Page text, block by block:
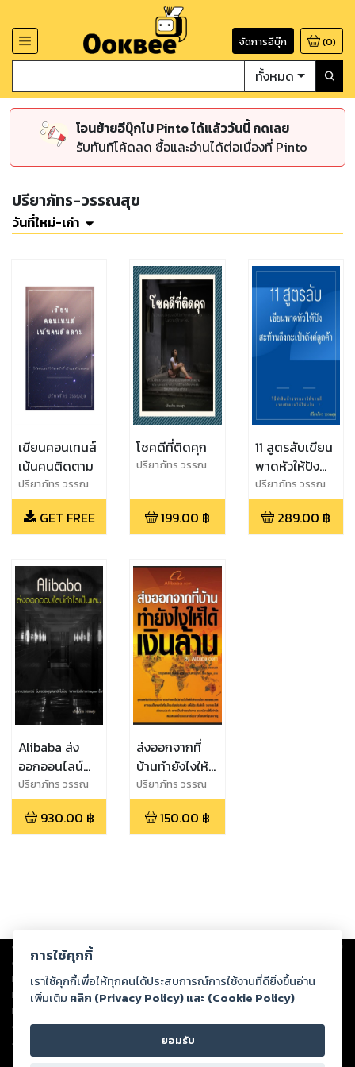
จัดการอีบุ๊ก (0)
ทั้งหมด
โอนย้ายอีบุ๊กไป Pinto ได้แล้ววันนี้ กดเลย
รับทันทีโค้ดลด ซื้อและอ่านได้ต่อเนื่องที่ Pinto
ปรียาภัทร-วรรณสุข
วันที่ใหม่-เก่า
เขียนคอนเทนส์
เน้นคนติดตาม
ปรียาภัทร วรรณ
สุข
GET FREE
โชคดีที่ติดคุก
ปรียาภัทร วรรณ
199.00 ฿
11 สูตรลับเขียน
พาดหัวให้ปัง
สะท้านถึงกะเป๋า
ตังค์ลูกค้า
ปรียาภัทร วรรณ
สุข
289.00 ฿
Alibaba ส่ง
ออกออนไลน์
กำไรเป็นแสน
ปรียาภัทร วรรณ
สุข
930.00 ฿
ส่งออกจากที่
บ้านทำยังไงให้
ได้เงินล้าน
ปรียาภัทร วรรณ
สุข
150.00 ฿
Copyright © 2026
ต่อผลงานหรือเนื้อหาใดที่อัปโหลดผ่านเว็บไซต์และปรากฏว่าละเมิดสิทธิใน
ทรัพย์สินทางปัญญาของบุคคลอื่นหรือขัดต่อกฎหมายและศีลธรรม ดังนั้น ผู้อ่าน
ทุกท่านโปรดใช้วิจารณญาณในการกลั่นกรองด้วยตนเอง และหากท่านพบว่าส่วน
หนึ่งส่วนใดขัดต่อกฎหมายและศีลธรรม กรุณาแจ้งมายังบริษัท เพื่อทีมงานจะได้
ดำเนินการในทันที ทั้งนี้ ทางสตอรี่ล็อกขอสงวนลิขสิทธิ์ตามพระราชบัญญัติ
ลิขสิทธิ์ พ.ศ. 2537 (ฉบับล่าสุด)
การใช้คุกกี้
เราใช้คุกกี้เพื่อให้ทุกคนได้ประสบการณ์การใช้งานที่ดียิ่งขึ้นอ่าน
เพิ่มเติม คลิก (Privacy Policy) และ (Cookie Policy)
ยอมรับ